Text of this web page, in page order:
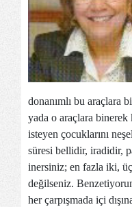
donanımlı bu araçlara
yada o araçlara
isteyen çocuklarını
süresi bellidir, iradidir,
inersiniz; en fazla iki,
değilseniz.
her çarpışmada içi